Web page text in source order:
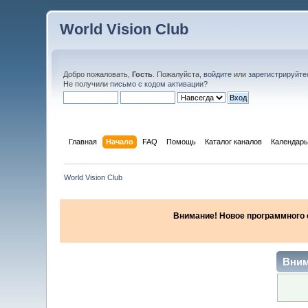
World Vision Club
Добро пожаловать,Гость . Пожалуйста,войдите или
Не получилиписьмо с кодом активации?
Главная Начало FAQ Помощь Каталог каналов Календарь
World Vision Club
Внимание! Новое